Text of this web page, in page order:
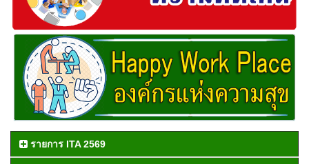
รายการ ITA 2569